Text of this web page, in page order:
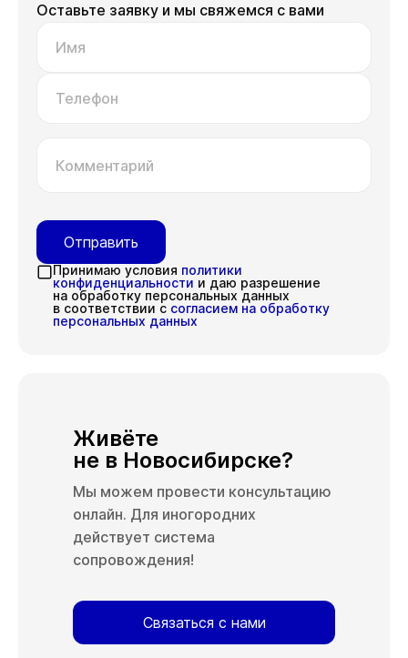
Оставьте заявку и мы свяжемся с вами
Имя
Телефон
Комментарий
Принимаю условия политики
конфиденциальности и даю разрешение
на обработку персональных данных
в соответствии с согласием на обработку
персональных данных
Отправить
Живёте
не в Новосибирске?
Мы можем провести консультацию
онлайн. Для иногородних
действует система
сопровождения!
Связаться с нами